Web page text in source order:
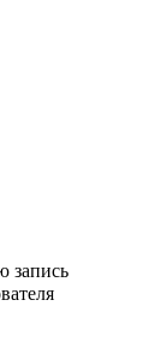
запись